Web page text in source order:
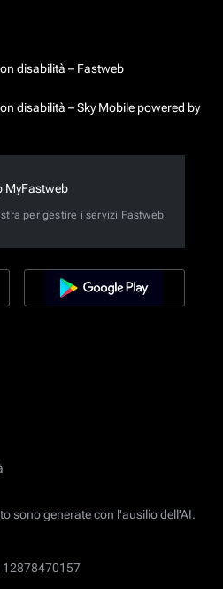
disabilità – Fastweb
disabilità – Sky Mobile powered by
MyFastweb
per gestire i servizi Fastweb
sono generate con l'ausilio dell'AI.
12878470157